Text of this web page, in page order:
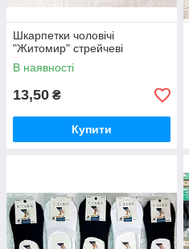
Шкарпетки чоловічі
"Житомир" стрейчеві
В наявності
13,50 ₴
Купити